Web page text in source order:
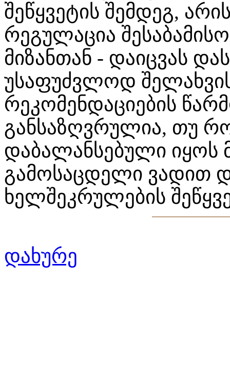
შეწყვეტის შემდეგ,
რეგულაცია
მიზანთან - დაიცვას
უსაფუძვლოდ
რეკომენდაციების
განსაზღვრულია, თუ
დაბალანსებული იყოს
გამოსაცდელი ვადით
ხელშეკრულების
დახურე